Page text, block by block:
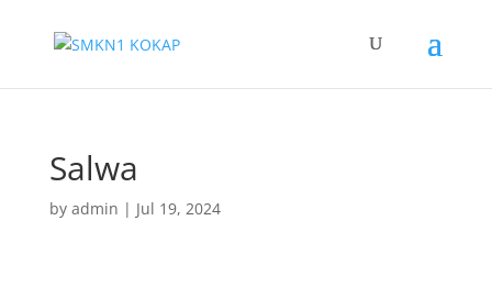
Salwa
by admin | Jul 19, 2024